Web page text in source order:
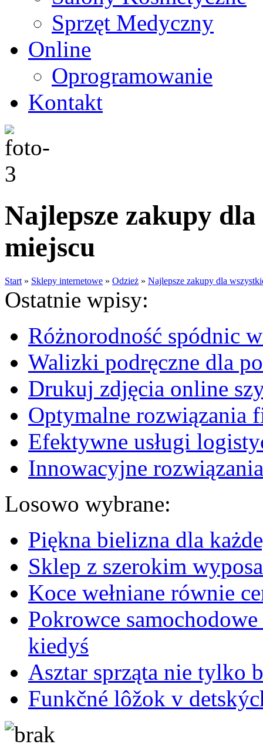
Sprzęt Medyczny
Online
Oprogramowanie
Kontakt
Najlepsze zakupy
miejscu
Start » Sklepy internetowe » Odzież » Najlepsze zakupy dla
Ostatnie wpisy:
Różnorodność spódnic
Walizki podręczne dla
Drukuj zdjęcia online
Optymalne rozwiązania
Efektywne usługi
Innowacyjne
Losowo wybrane:
Piękna bielizna dla
Sklep z szerokim
Koce wełniane równie
Pokrowce
kiedyś
Asztar sprząta nie tylko
Funkčné lôžok v